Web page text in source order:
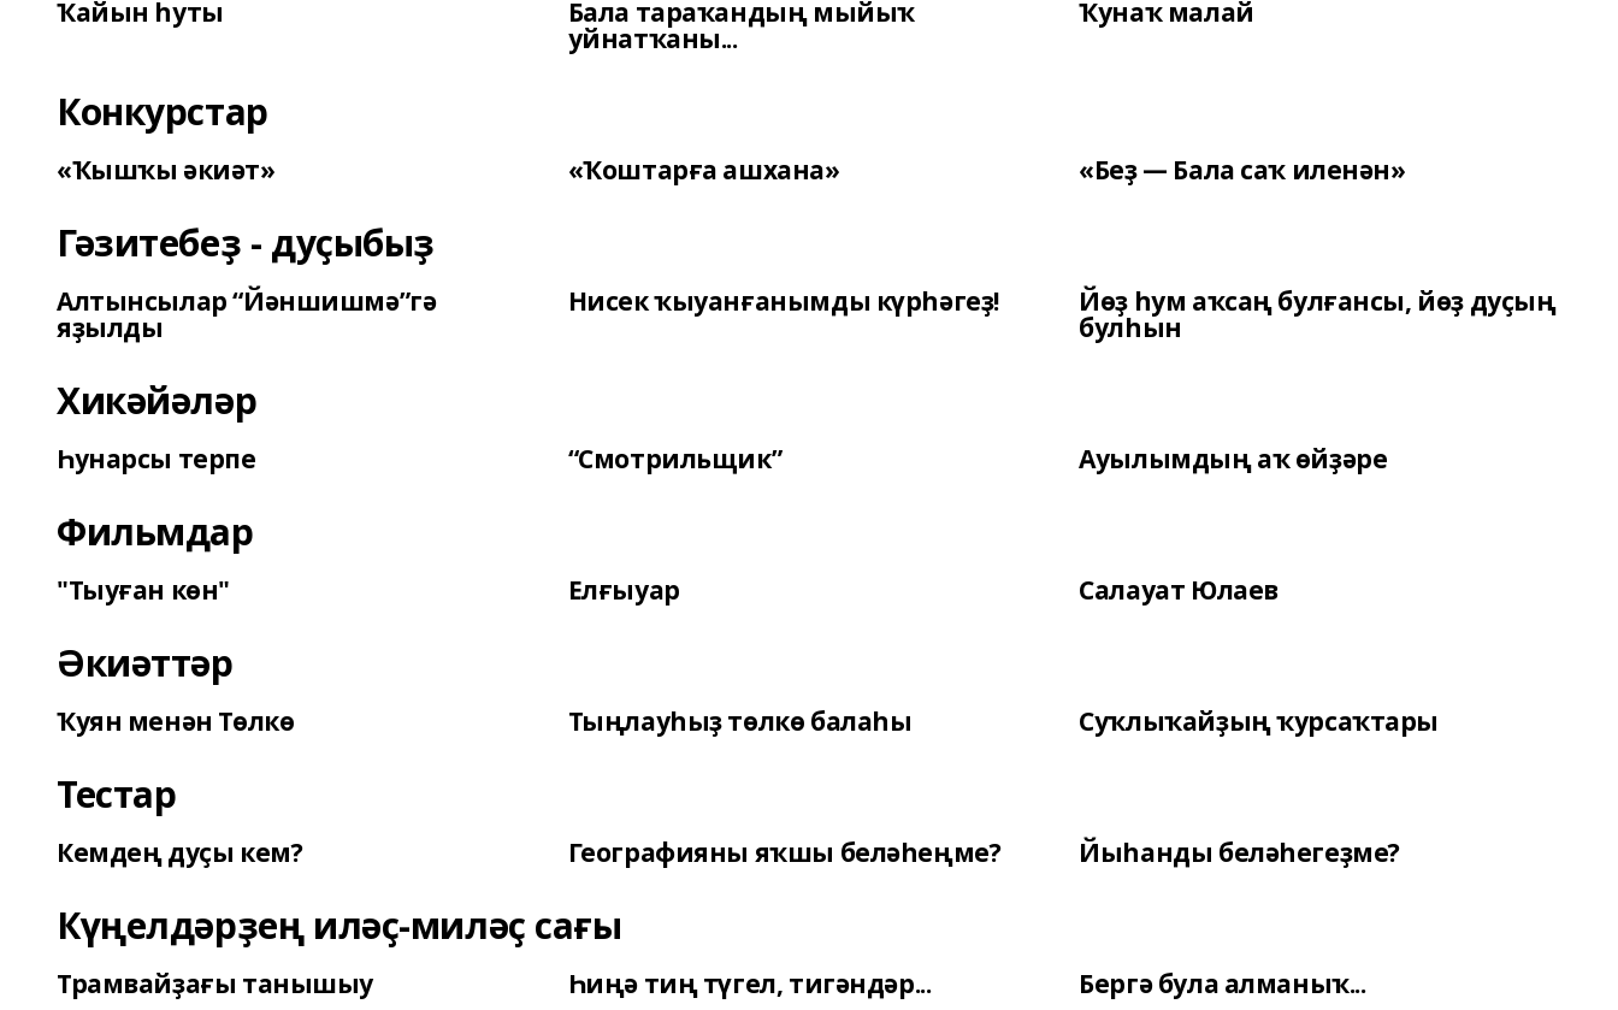
Ҡайын һуты Бала тараҡандың мыйыҡ
уйнатҡаны...
Ҡунаҡ малай
Конкурстар
«Ҡышҡы әкиәт» «Ҡоштарға ашхана» «Беҙ — Бала саҡ иленән»
Гәзитебеҙ - дуҫыбыҙ
Алтынсылар “Йәншишмә”гә
яҙылды
Нисек ҡыуанғанымды күрһәгеҙ! Йөҙ һум аҡсаң булғансы, йөҙ дуҫың
булһын
Хикәйәләр
Һунарсы терпе “Смотрильщик” Ауылымдың аҡ өйҙәре
Фильмдар
"Тыуған көн" Елғыуар Салауат Юлаев
Әкиәттәр
Ҡуян менән Төлкө Тыңлауһыҙ төлкө балаһы Суҡлыҡайҙың ҡурсаҡтары
Тестар
Кемдең дуҫы кем? Географияны яҡшы беләһеңме? Йыһанды беләһегеҙме?
Күңелдәрҙең иләҫ-миләҫ сағы
Трамвайҙағы танышыу Һиңә тиң түгел, тигәндәр... Бергә була алманыҡ...